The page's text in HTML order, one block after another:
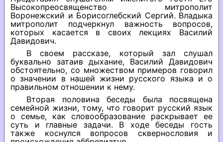
Высокопреосвященство митрополит
Воронежский и Борисоглебский Сергий. Владыка
митрополит подчеркнул важность вопросов,
которых касается в своих лекциях Василий
Давидович.
В своем рассказе, который зал слушал
буквально затаив дыхание, Василий Давидович
обстоятельно, со множеством примеров говорил
о значении в нашей жизни русского языка и о
правильном отношении к нему.
Вторая половина беседы была посвящена
семейной жизни, тому, что говорит русский язык
о семье, как словообразование раскрывает ее
суть и главные задачи. В ходе беседы гость
также коснулся вопросов сквернословия и